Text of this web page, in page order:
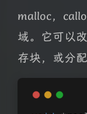
malloc，
域。它可以
存块，或分